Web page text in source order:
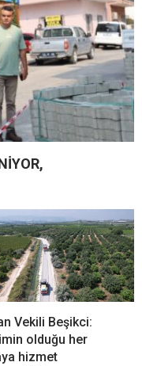
Vekili Beşikci:
olduğu her
hizmet